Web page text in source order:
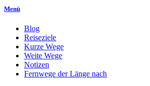
Menü
Blog
Reiseziele
Kurze Wege
Weite Wege
Notizen
Fernwege der Länge nach